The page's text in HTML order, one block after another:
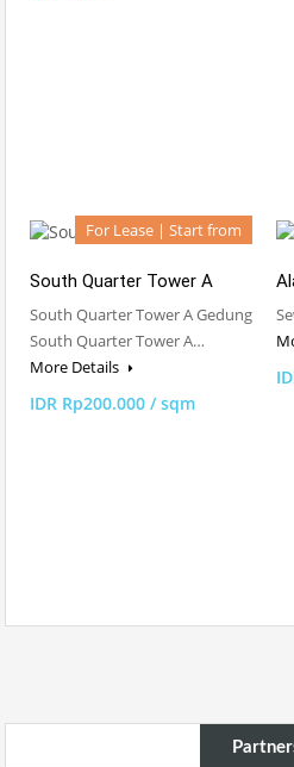
For Lease | Start from
South Quarter Tower A
South Quarter Tower A Gedung
South Quarter Tower A…
More Details
IDR Rp200.000 / sqm